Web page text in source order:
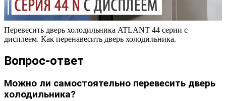
Перевесить дверь холодильника ATLANT 44 серии с
дисплеем. Как перенавесить дверь холодильника.
Вопрос-ответ
Можно ли самостоятельно перевесить дверь
холодильника?